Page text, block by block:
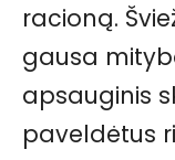
racioną.
gausa
apsauginis
paveldėtus